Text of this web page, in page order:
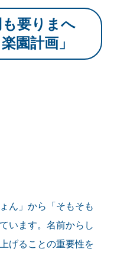
要りまへ
計画」
ん」から「そもそも
います。名前からし
げることの重要性を